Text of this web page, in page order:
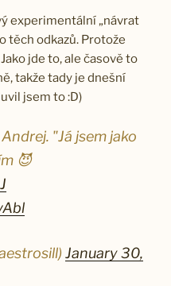
experimentální „návrat
těch odkazů. Protože
Jako jde to, ale časově to
takže tady je dnešní
jsem to :D)
"Já jsem jako
😈
January 30,